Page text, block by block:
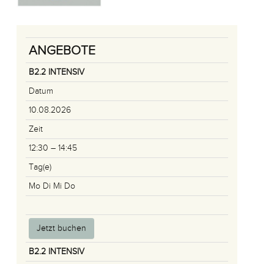
ANGEBOTE
B2.2 INTENSIV
Datum
10.08.2026
Zeit
12:30 – 14:45
Tag(e)
Mo Di Mi Do
Jetzt buchen
B2.2 INTENSIV